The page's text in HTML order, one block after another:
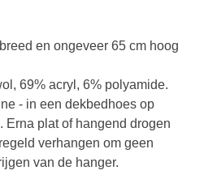
en ongeveer 65 cm hoog
69% acryl, 6% polyamide.
- in een dekbedhoes op
Erna plat of hangend drogen
verhangen om geen
van de hanger.